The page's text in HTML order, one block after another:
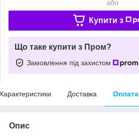
або
Купити з
Що таке купити з Пром?
Замовлення під захистом
Доставка Оплата
Опис